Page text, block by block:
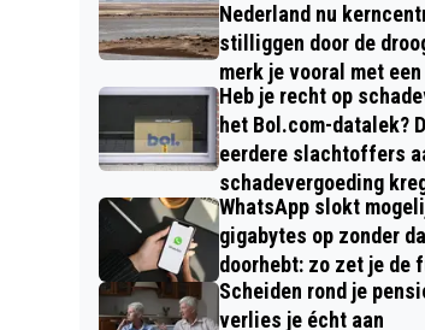
Nederland nu
stilliggen door de
merk je vooral met
contract
Heb je recht op
het Bol.com-datalek?
eerdere slachtoffers
schadevergoeding
WhatsApp slokt
gigabytes op zonder
doorhebt: zo zet je de
Scheiden rond je
verlies je écht aan